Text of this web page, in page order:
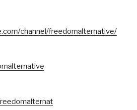
channel/freedomalternative/